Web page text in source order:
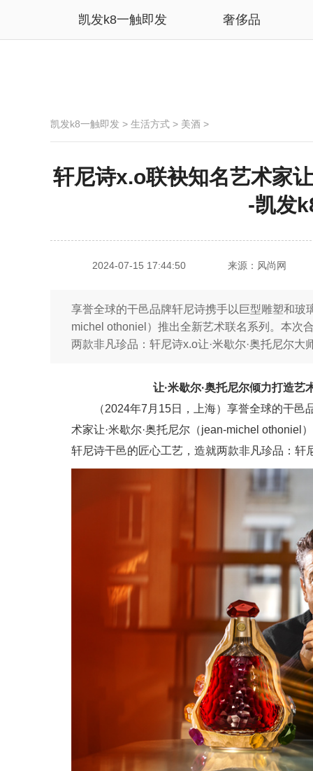
凯发k8一触即发 奢侈品
凯发k8一触即发 > 生活方式 > 美酒 >
轩尼诗x.o联袂知名艺术家
-凯发
2024-07-15 17:44:50 来源：风尚网
享誉全球的干邑品牌轩尼诗携手以巨型雕塑和玻
michel othoniel）推出全新艺术联名系列。本次
两款非凡珍品：轩尼诗x.o让·米歇尔·奥托尼尔大
让·米歇尔·奥托尼尔倾力打造
（2024年7月15日，上海）享誉全球的干
术家让·米歇尔·奥托尼尔（jean-michel othoniel
轩尼诗干邑的匠心工艺，造就两款非凡珍品：轩